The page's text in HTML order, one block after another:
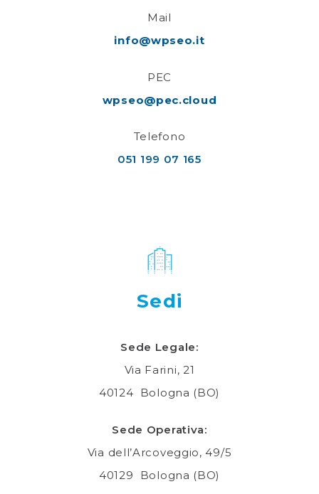
Mail
info@wpseo.it
PEC
wpseo@pec.cloud
Telefono
051 199 07 165
Sedi
Sede Legale:
Via Farini, 21
40124 Bologna (BO)
Sede Operativa:
Via dell’Arcoveggio, 49/5
40129 Bologna (BO)